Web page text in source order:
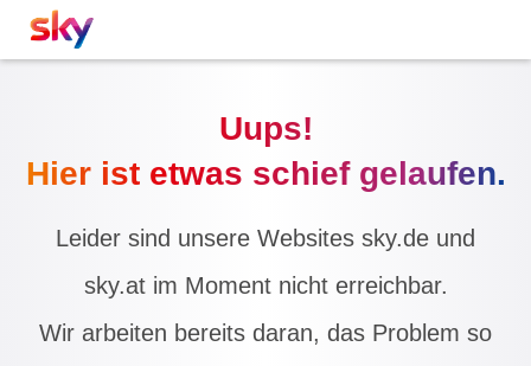
Uups!
Hier ist etwas schief gelaufen.
Leider sind unsere Websites sky.de und
sky.at im Moment nicht erreichbar.
Wir arbeiten bereits daran, das Problem so